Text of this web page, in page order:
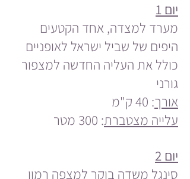
יום 1
מערד למצדה, אחד הקטעים
היפים של שביל ישראל לאופניים
כולל את העליה החדשה למצפור
גורני
אורך: 40 ק"מ
עלייה מצטברת: 300 מטר
יום 2
סינגל משדה בוקר למצפה רמון